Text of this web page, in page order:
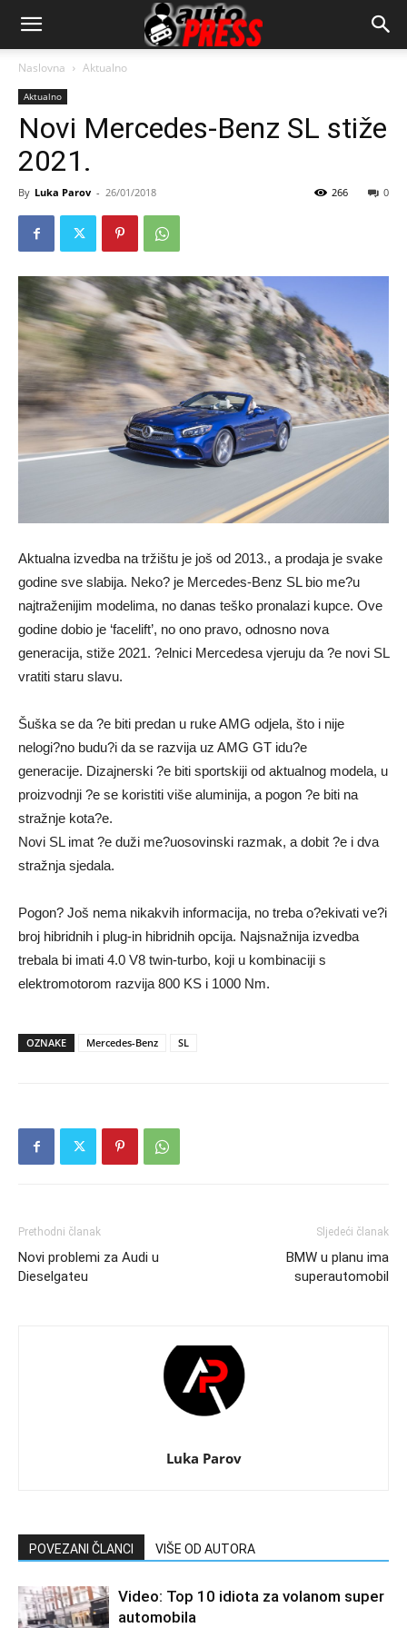
AutopressHR
Naslovna Aktualno
Aktualno
Novi Mercedes-Benz SL stiže
2021.
By Luka Parov - 26/01/2018 0
266
Aktualna izvedba na tržištu je još od 2013., a prodaja je svake
godine sve slabija. Neko? je Mercedes-Benz SL bio me?u
najtraženijim modelima, no danas teško pronalazi kupce. Ove
godine dobio je ‘facelift’, no ono pravo, odnosno nova
generacija, stiže 2021. ?elnici Mercedesa vjeruju da ?e novi SL
vratiti staru slavu.
Šuška se da ?e biti predan u ruke AMG odjela, što i nije
nelogi?no budu?i da se razvija uz AMG GT idu?e
generacije. Dizajnerski ?e biti sportskiji od aktualnog modela, u
proizvodnji ?e se koristiti više aluminija, a pogon ?e biti na
stražnje kota?e.
Novi SL imat ?e duži me?uosovinski razmak, a dobit ?e i dva
stražnja sjedala.
Pogon? Još nema nikakvih informacija, no treba o?ekivati ve?i
broj hibridnih i plug-in hibridnih opcija. Najsnažnija izvedba
trebala bi imati 4.0 V8 twin-turbo, koji u kombinaciji s
elektromotorom razvija 800 KS i 1000 Nm.
OZNAKE Mercedes-Benz SL
Prethodni članak
Novi problemi za Audi u
Dieselgateu
Sljedeći članak
BMW u planu ima
superautomobil
Luka Parov
POVEZANI ČLANCI VIŠE OD AUTORA
Video: Top 10 idiota za volanom super
automobila